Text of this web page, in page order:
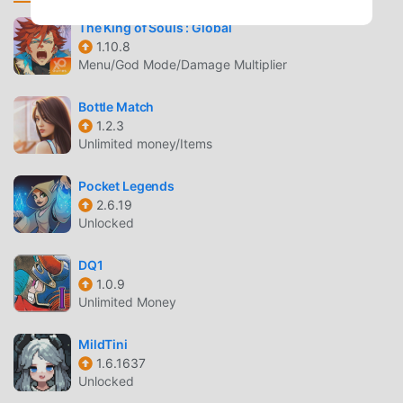
gioia portata dal gioco stesso. moddroid promette che
qualsiasi mod di Elder Heroes non addebiterà alcuna
commissione ai giocatori ed è sicura al 100%, disponibile e
puoi scaricare e installare Elder Heroes 0.4.38 con un clic.
Cosa aspetti, scarica moddroid e gioca!
Elder Heroes Essendo un popolare gioco rpg, il suo
gameplay unico lo ha aiutato a conquistare un gran numero
rpg, in Elder Heroes , devi solo seguire il tutorial per
principianti, così puoi facilmente avviare l'intero gioco e
goderti la gioia offerta dai classici giochi rpg Elder Heroes
0.4.38. Allo stesso tempo, moddroid ha creato
appositamente una piattaforma per gli amanti dei giochi
rpg, consentendoti di comunicare e condividere con tutti
gli amanti dei giochi rpg in tutto il mondo, cosa stai
The King of Souls : Global
1.10.8
Menu/God Mode/Damage Multiplier
Bottle Match
1.2.3
Unlimited money/Items
Pocket Legends
2.6.19
Unlocked
DQ1
1.0.9
Unlimited Money
MildTini
1.6.1637
Unlocked